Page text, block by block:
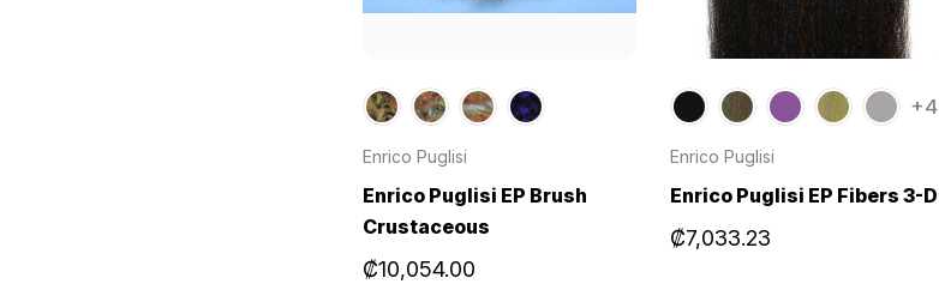
Enrico Puglisi
Enrico Puglisi EP Brush
Crustaceous
₡10,054.00
+4
Enrico Puglisi
Enrico Puglisi EP Fibers 3-D
₡7,033.23